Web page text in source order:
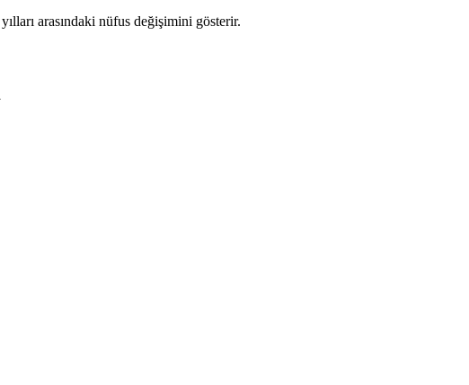
yılları arasındaki nüfus değişimini gösterir.